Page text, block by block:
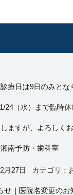
療日は9日のみとな
24（水）まで臨時
ますが、よろしくお
南予防・歯科室
月27日 カテゴリ：
せ ｜ 医院名変更のお